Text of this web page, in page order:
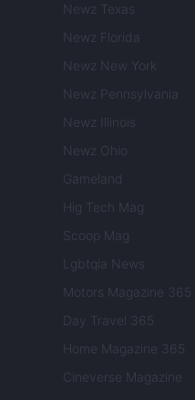
Newz Texas
Newz Florida
Newz New York
Newz Pennsylvania
Newz Illinois
Newz Ohio
Gameland
Hig Tech Mag
Scoop Mag
Lgbtqia News
Motors Magazine 365
Day Travel 365
Home Magazine 365
Cineverse Magazine